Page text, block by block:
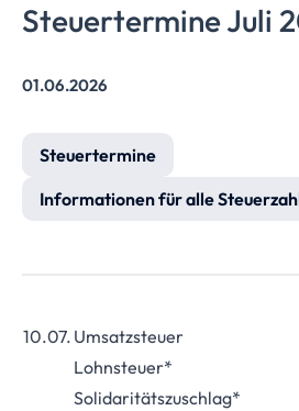
Steuertermine Juli
01.06.2026
Steuertermine
Informationen für alle
10.07. Umsatzsteuer
Lohnsteuer*
Solidaritätszuschlag*